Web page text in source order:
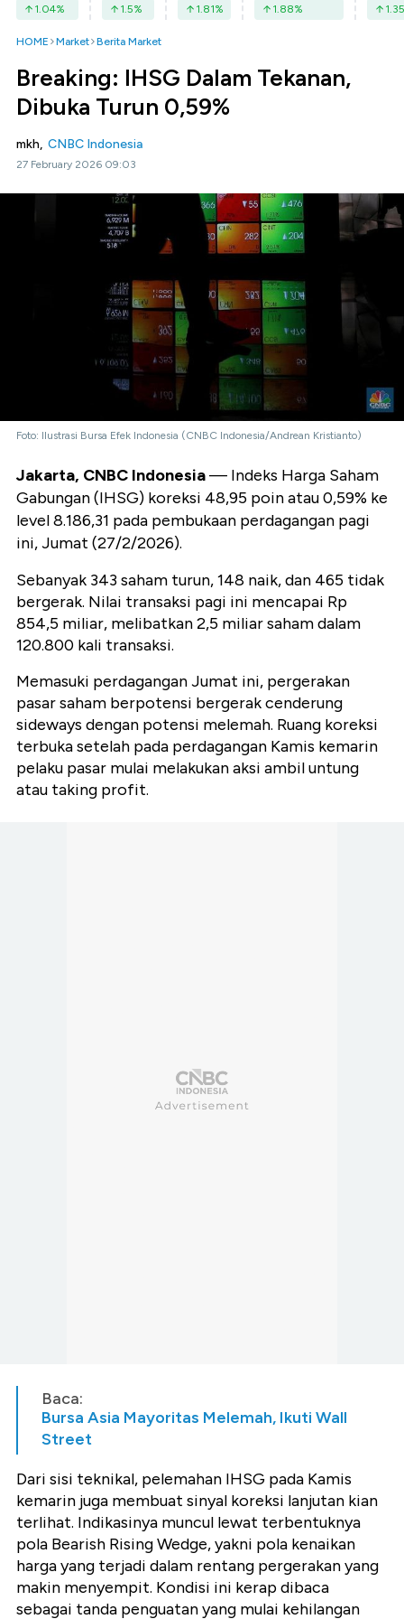
1.04% 1.5% 1.81% 1.88% 1.35
HOME Market Berita Market
Breaking: IHSG Dalam Tekanan,
Dibuka Turun 0,59%
mkh, CNBC Indonesia
27 February 2026 09:03
Foto: Ilustrasi Bursa Efek Indonesia (CNBC Indonesia/Andrean Kristianto)
Jakarta, CNBC Indonesia— Indeks Harga Saham
Gabungan (IHSG) koreksi 48,95 poin atau 0,59% ke
level 8.186,31 pada pembukaan perdagangan pagi
ini, Jumat (27/2/2026).
Sebanyak 343 saham turun, 148 naik, dan 465 tidak
bergerak. Nilai transaksi pagi ini mencapai Rp
854,5 miliar, melibatkan 2,5 miliar saham dalam
120.800 kali transaksi.
Memasuki perdagangan Jumat ini, pergerakan
pasar saham berpotensi bergerak cenderung
sideways dengan potensi melemah. Ruang koreksi
terbuka setelah pada perdagangan Kamis kemarin
pelaku pasar mulai melakukan aksi ambil untung
atau taking profit.
Baca:
Bursa Asia Mayoritas Melemah, Ikuti Wall
Street
Dari sisi teknikal, pelemahan IHSG pada Kamis
kemarin juga membuat sinyal koreksi lanjutan kian
terlihat. Indikasinya muncul lewat terbentuknya
pola Bearish Rising Wedge, yakni pola kenaikan
harga yang terjadi dalam rentang pergerakan yang
makin menyempit. Kondisi ini kerap dibaca
sebagai tanda penguatan yang mulai kehilangan